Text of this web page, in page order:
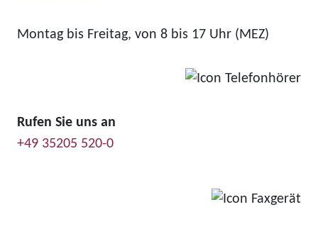
Montag bis Freitag, von 8 bis 17 Uhr (MEZ)
Rufen Sie uns an
+49 35205 520-0